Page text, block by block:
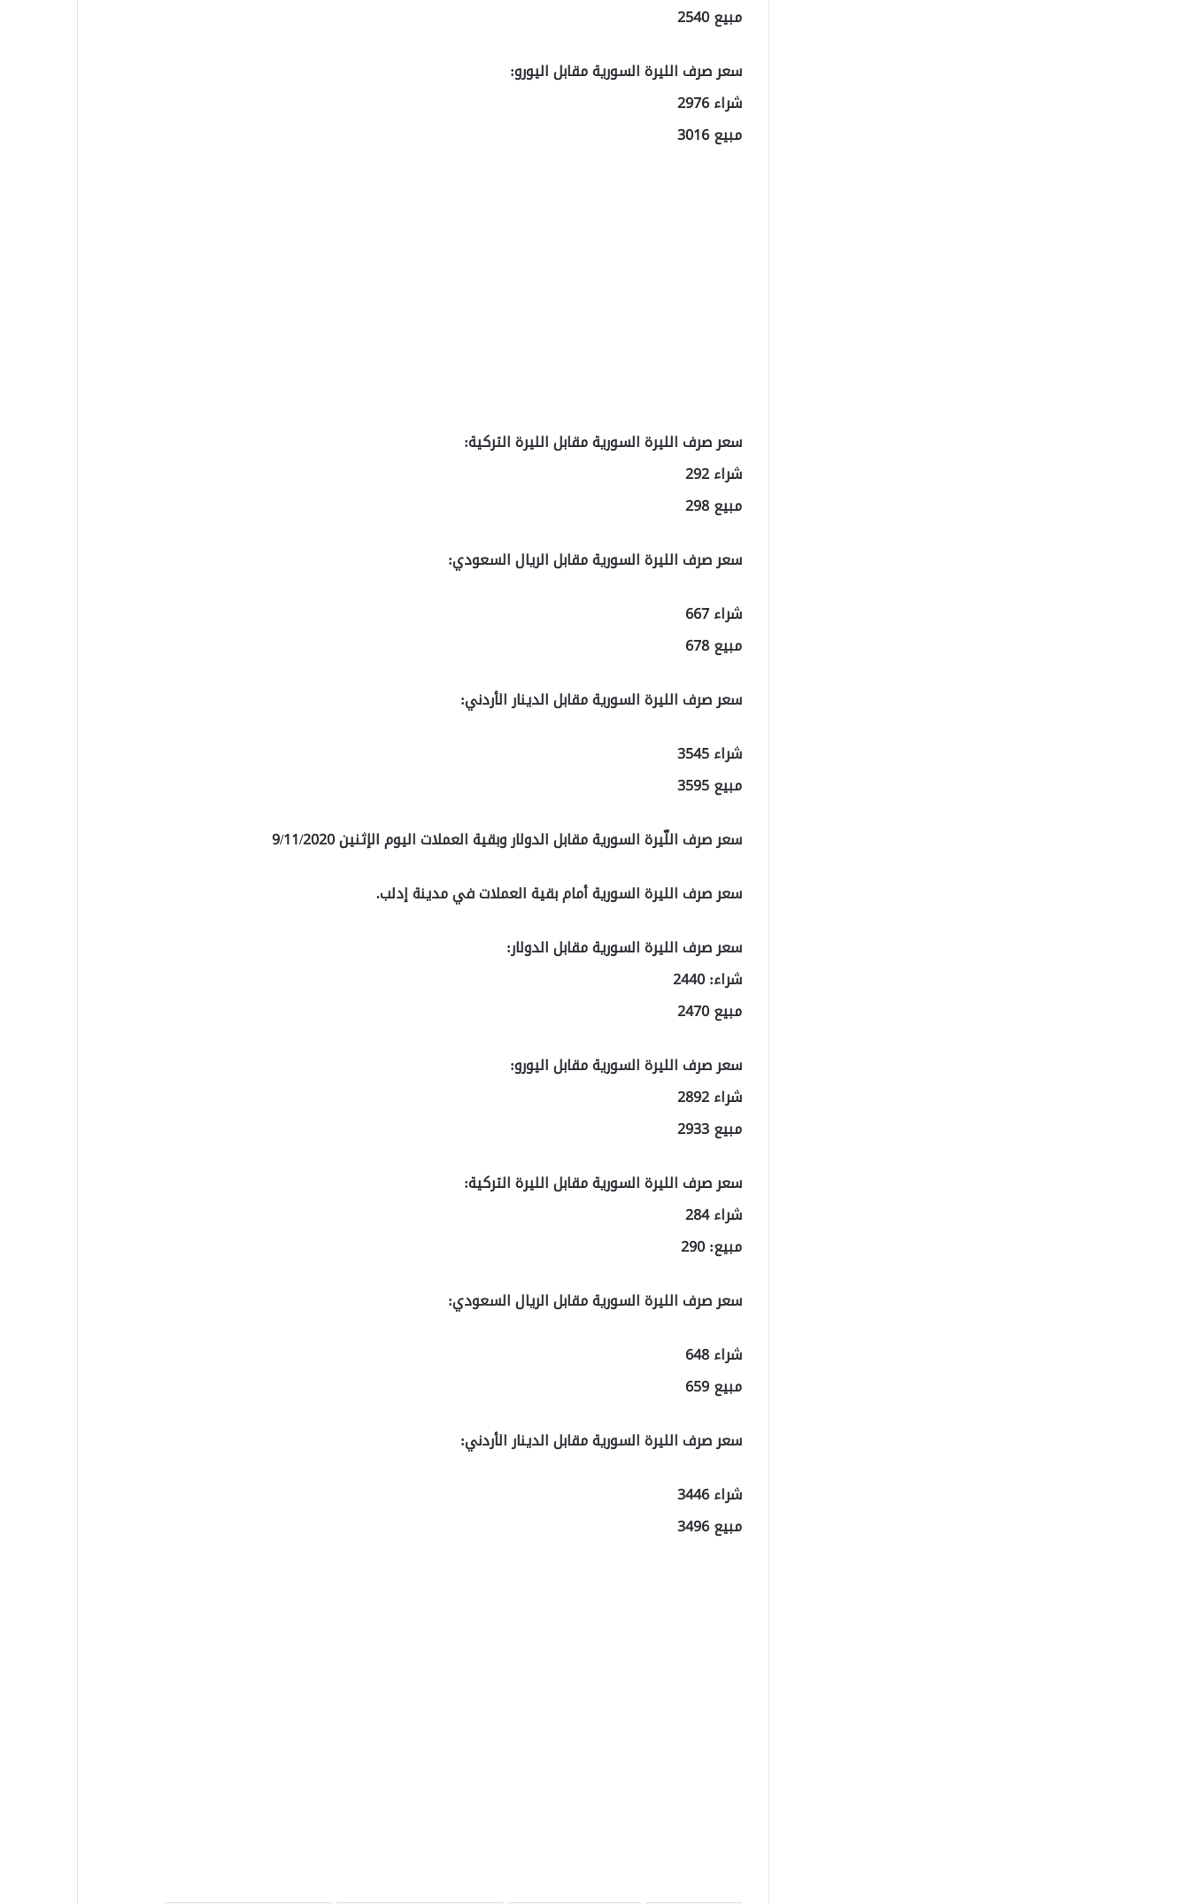
مبيع 2540
سعر صرف الليرة السورية مقابل اليورو:
شراء 2976
مبيع 3016
سعر صرف الليرة السورية مقابل الليرة التركية:
شراء 292
مبيع 298
سعر صرف الليرة السورية مقابل الريال السعودي:
شراء 667
مبيع 678
سعر صرف الليرة السورية مقابل الدينار الأردني:
شراء 3545
مبيع 3595
سعر صرف اللّيرة السورية مقابل الدولار وبقية العملات اليوم الإثنين 9/11/2020
سعر صرف الليرة السورية أمام بقية العملات في مدينة إدلب.
سعر صرف الليرة السورية مقابل الدولار:
شراء: 2440
مبيع 2470
سعر صرف الليرة السورية مقابل اليورو:
شراء 2892
مبيع 2933
سعر صرف الليرة السورية مقابل الليرة التركية:
شراء 284
مبيع: 290
سعر صرف الليرة السورية مقابل الريال السعودي:
شراء 648
مبيع 659
سعر صرف الليرة السورية مقابل الدينار الأردني:
شراء 3446
مبيع 3496